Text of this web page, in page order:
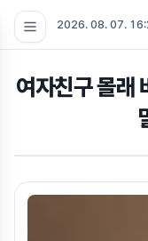
2026. 08. 07.
여자친구 몰래